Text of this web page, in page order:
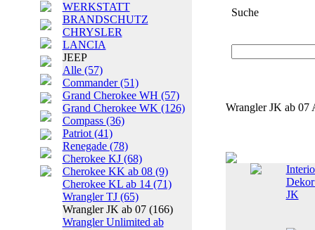
WERKSTATT
BRANDSCHUTZ
CHRYSLER
LANCIA
JEEP
Alle (57)
Commander(51)
Grand Cherokee WH (57)
Grand Cherokee WK (126)
Compass (36)
Patriot (41)
Renegade (78)
Cherokee KJ (68)
Cherokee KK ab 08 (9)
Cherokee KL ab 14 (71)
Wrangler TJ (65)
Wrangler JK ab 07 (166)
Wrangler Unlimited ab
Suche
Wrangler JK ab 07
JK